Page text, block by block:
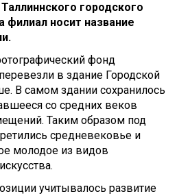
городского
филиал носит название
фонд
в здание Городской
В самом здании сохранилось
со средних веков
Таким образом под
средневековье и
молодое из видов
учитывалось развитие